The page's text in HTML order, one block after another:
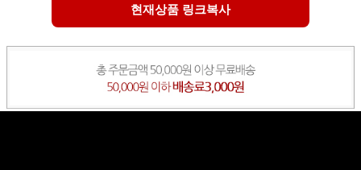
현재상품 링크복사